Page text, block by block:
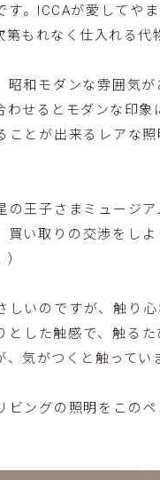
す。ICCAが愛してや
第もれなく仕入れる代
昭和モダンな雰囲気
わせるとモダンな印象
ことが出来るレアな
の王子さまミュージ
買い取りの交渉をし
しいのですが、触り
とした触感で、触る
、気がつくと触ってい
ビングの照明をこの